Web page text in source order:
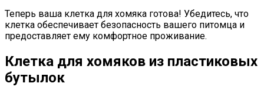
Теперь ваша клетка для хомяка готова! Убедитесь, что
клетка обеспечивает безопасность вашего питомца и
предоставляет ему комфортное проживание.
Клетка для хомяков из пластиковых
бутылок